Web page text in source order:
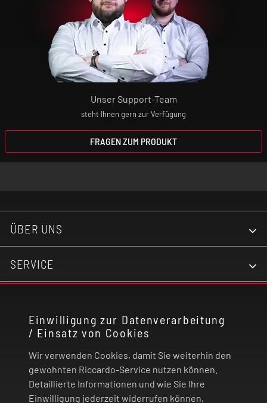
Einwilligung zur Datenverarbeitung
/ Einsatz von Cookies
Wir verwenden Cookies, damit Sie weiterhin den
gewohnten Riccardo-Service nutzen können.
Detaillierte Informationen und wie Sie Ihre
Einwilligung jederzeit widerrufen können,
Unser Support-Team
steht Ihnen gern zur Verfügung
FRAGEN ZUM PRODUKT
ÜBER UNS
SERVICE
RECHTLICHES
ZAHLUNG UND VERSAND